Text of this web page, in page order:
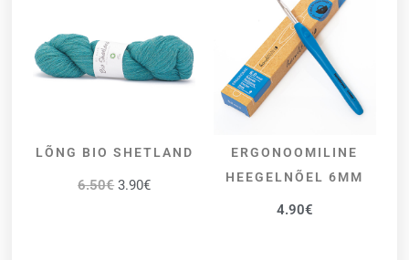
VALI
LÕNG BIO SHETLAND
6.50€ 3.90€
LISA KORVI
ERGONOOMILINE
HEEGELNÕEL 6MM
4.90€